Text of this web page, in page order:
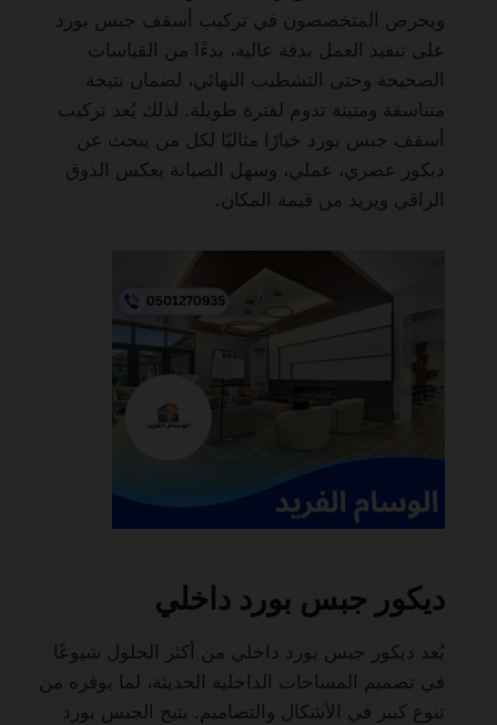
ويحرص المتخصصون في تركيب أسقف جبس بورد
على تنفيذ العمل بدقة عالية، بدءًا من القياسات
الصحيحة وحتى التشطيب النهائي، لضمان نتيجة
متناسقة ومتينة تدوم لفترة طويلة. لذلك يُعد تركيب
أسقف جبس بورد خيارًا مثاليًا لكل من يبحث عن
ديكور عصري، عملي، وسهل الصيانة يعكس الذوق
الراقي ويزيد من قيمة المكان.
ديكور جبس بورد داخلي
يُعد ديكور جبس بورد داخلي من أكثر الحلول شيوعًا
في تصميم المساحات الداخلية الحديثة، لما يوفره من
تنوع كبير في الأشكال والتصاميم. يتيح الجبس بورد